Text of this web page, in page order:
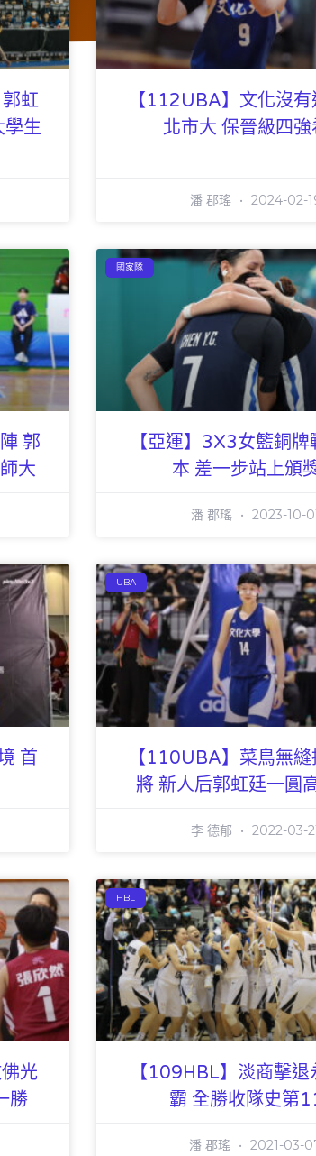
虹
學生
【112UBA】文化沒
北市大 保晉級四強
潘 郡瑤 2024-02-
郭
大
國家隊
【亞運】3X3女籃銅牌
本 差一步站上頒
潘 郡瑤 2023-10-
首
UBA
【110UBA】菜鳥無
將 新人后郭虹廷一圓
李 德郁 2022-03-
光
勝
HBL
【109HBL】淡商擊退
霸 全勝收隊史第
潘 郡瑤 2021-03-